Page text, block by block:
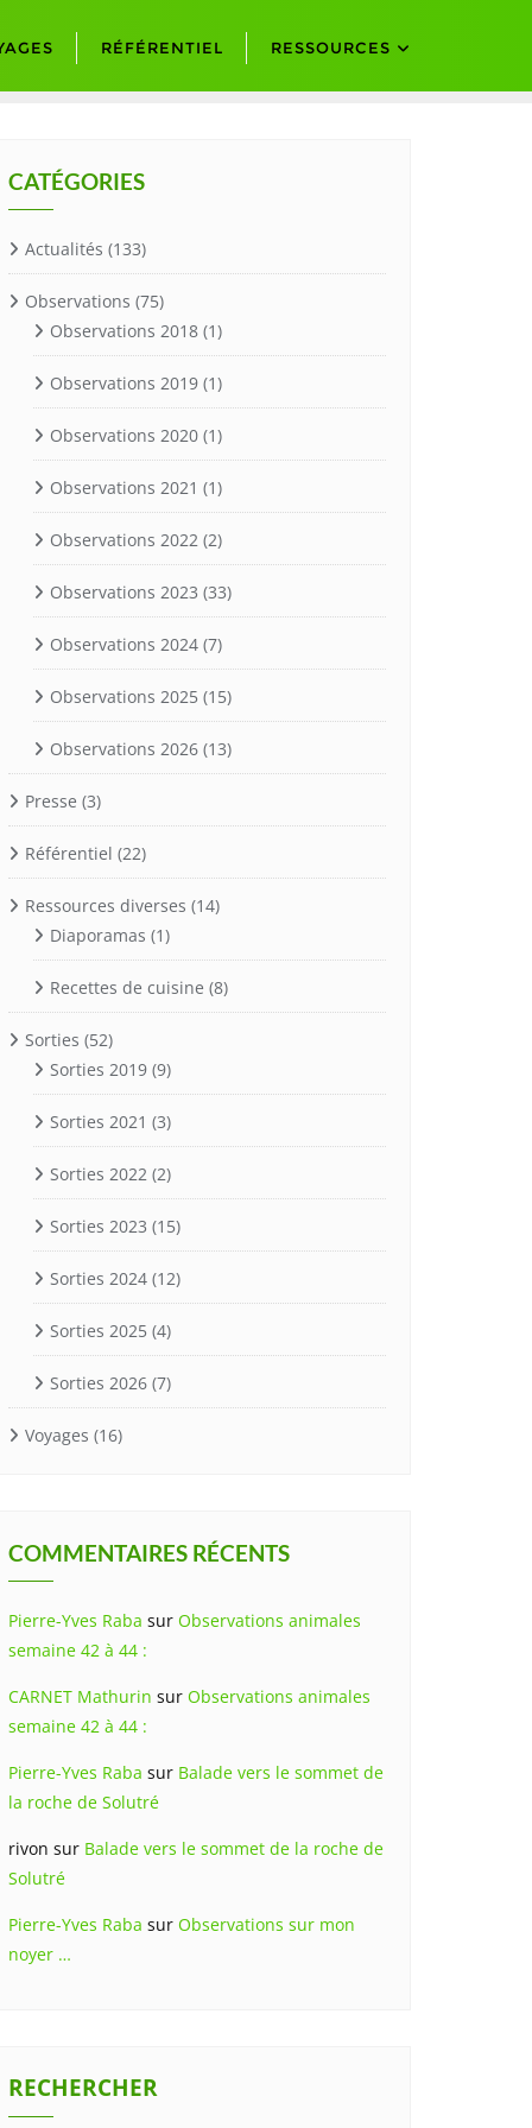
RÉFÉRENTIEL RESSOURCES
CATÉGORIES
Actualités (133)
Observations (75)
Observations 2018 (1)
Observations 2019 (1)
Observations 2020 (1)
Observations 2021 (1)
Observations 2022 (2)
Observations 2023 (33)
Observations 2024 (7)
Observations 2025 (15)
Observations 2026 (13)
Presse (3)
Référentiel (22)
Ressources diverses (14)
Diaporamas (1)
Recettes de cuisine (8)
Sorties (52)
Sorties 2019 (9)
Sorties 2021 (3)
Sorties 2022 (2)
Sorties 2023 (15)
Sorties 2024 (12)
Sorties 2025 (4)
Sorties 2026 (7)
Voyages (16)
COMMENTAIRES RÉCENTS
Pierre-Yves Raba sur Observations animales
semaine 42 à 44 :
CARNET Mathurin sur Observations animales
semaine 42 à 44 :
Pierre-Yves Raba sur Balade vers le sommet de
la roche de Solutré
rivon sur Balade vers le sommet de la roche de
Solutré
Pierre-Yves Raba sur Observations sur mon
noyer …
RECHERCHER